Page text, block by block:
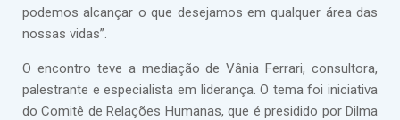
podemos alcançar o que desejamos em qualquer área das
nossas vidas”.
O encontro teve a mediação de Vânia Ferrari, consultora,
palestrante e especialista em liderança. O tema foi iniciativa
do Comitê de Relações Humanas, que é presidido por Dilma